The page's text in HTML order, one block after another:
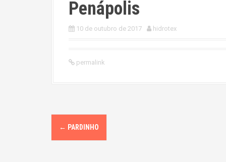
Penápolis
10 de outubro de 2017 hidrotex
permalink
P
o
← PARDINHO